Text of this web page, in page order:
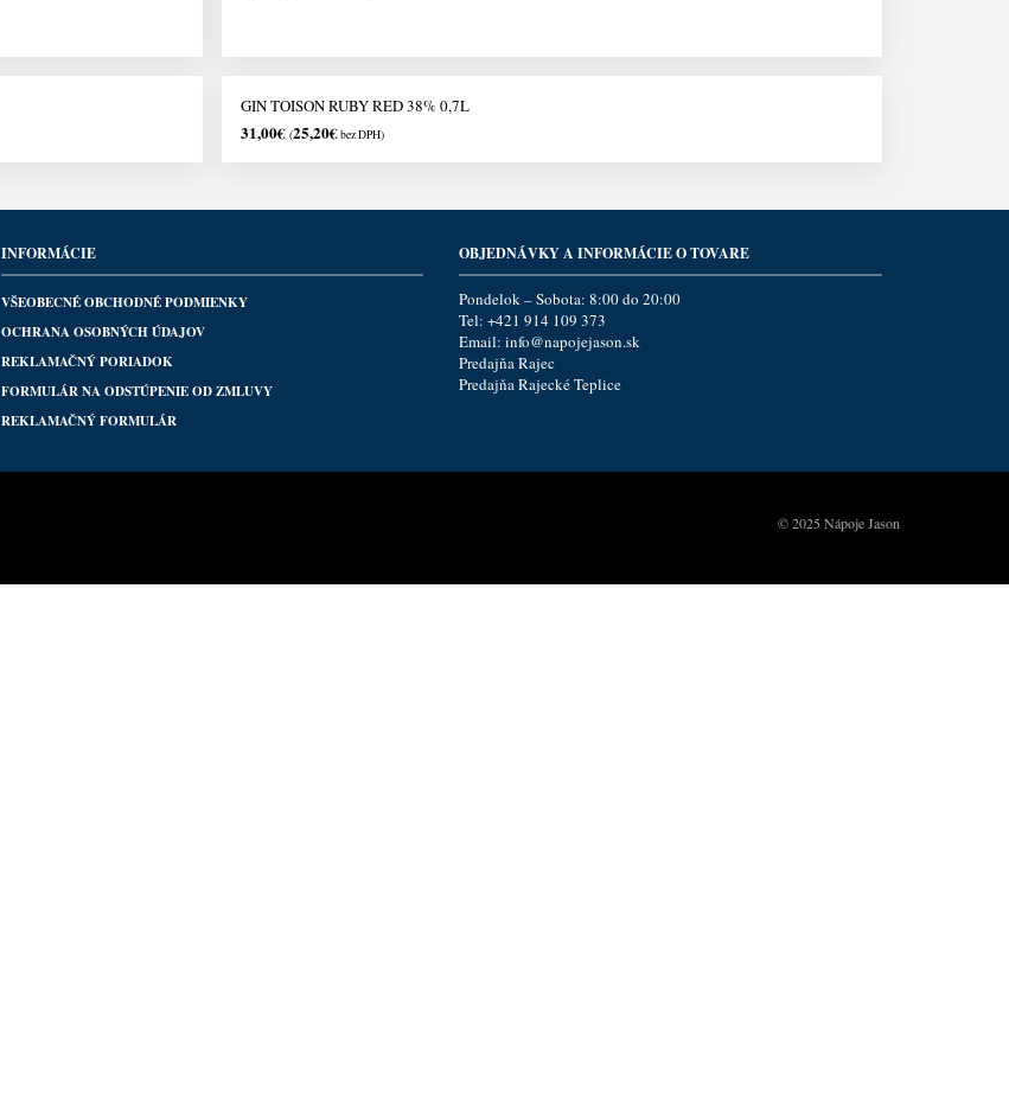
GIN TOISON RUBY RED 38% 0,7L
31,00€ (25,20€bez DPH)
INFORMÁCIE
VŠEOBECNÉ OBCHODNÉ PODMIENKY
OCHRANA OSOBNÝCH ÚDAJOV
REKLAMAČNÝ PORIADOK
FORMULÁR NA ODSTÚPENIE OD ZMLUVY
REKLAMAČNÝ FORMULÁR
OBJEDNÁVKY A INFORMÁCIE O TOVARE
Pondelok – Sobota: 8:00 do 20:00
Tel:+421 914 109 373
Email:info@napojejason.sk
Predajňa Rajec
Predajňa Rajecké Teplice
© 2025 Nápoje Jason